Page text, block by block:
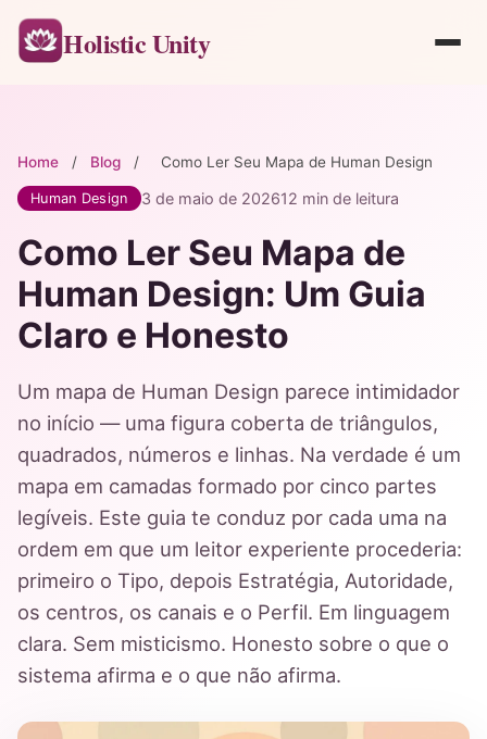
Holistic Unity
Home / Blog / Como Ler Seu Mapa de Human Design
Human Design 3 de maio de 202612 min de leitura
Como Ler Seu Mapa de
Human Design: Um Guia
Claro e Honesto
Um mapa de Human Design parece intimidador
no início — uma figura coberta de triângulos,
quadrados, números e linhas. Na verdade é um
mapa em camadas formado por cinco partes
legíveis. Este guia te conduz por cada uma na
ordem em que um leitor experiente procederia:
primeiro o Tipo, depois Estratégia, Autoridade,
os centros, os canais e o Perfil. Em linguagem
clara. Sem misticismo. Honesto sobre o que o
sistema afirma e o que não afirma.